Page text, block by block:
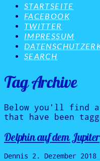
STARTSEITE
FACEBOOK
TWITTER
IMPRESSUM
SEARCH
Tag Archive
Below you'll find
that have been
Delphin auf dem Jupiter
Dennis 2. Dezember 2018